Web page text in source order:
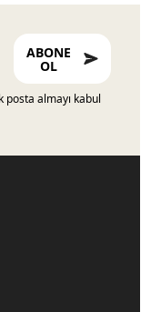
ABONE
OL
almayı kabul